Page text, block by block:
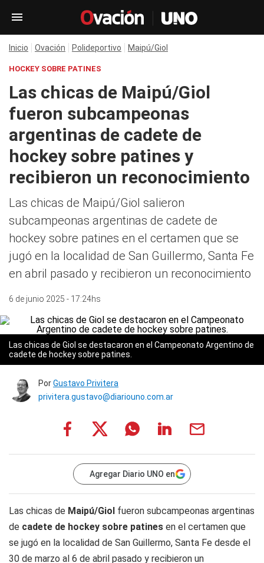
Inicio Ovación Polideportivo Maipú/Giol
HOCKEY SOBRE PATINES
Las chicas de Maipú/Giol
fueron subcampeonas
argentinas de cadete de
hockey sobre patines y
recibieron un reconocimiento
Las chicas de Maipú/Giol salieron
subcampeonas argentinas de cadete de
hockey sobre patines en el certamen que se
jugó en la localidad de San Guillermo, Santa Fe
en abril pasado y recibieron un reconocimiento
6 de junio 2025 - 17:24hs
Las chicas de Giol se destacaron en el Campeonato Argentino de
cadete de hockey sobre patines.
PorGustavo Privitera
privitera.gustavo@diariouno.com.ar
Agregar Diario UNO en
Las chicas de Maipú/Giol fueron subcampeonas argentinas
de cadete de hockey sobre patines en el certamen que
se jugó en la localidad de San Guillermo, Santa Fe desde el
30 de marzo al 6 de abril pasado y recibieron un